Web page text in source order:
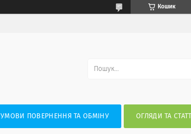
Кошик
УМОВИ ПОВЕРНЕННЯ ТА ОБМІНУ ОГЛЯДИ ТА СТАТТІ